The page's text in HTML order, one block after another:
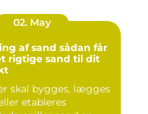
02. May
sand sådan får
rigtige sand til dit
skal bygges, lægges
etableres